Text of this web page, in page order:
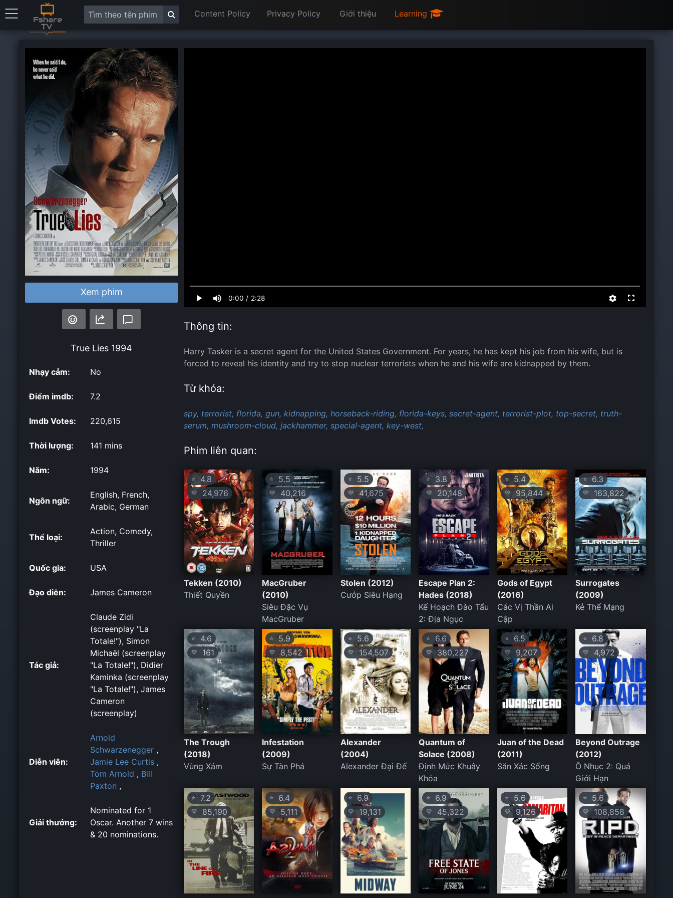
Content Policy Privacy Policy Giới thiệu Learning
Xem phim
True Lies 1994
Nhạy cảm: No
Điểm imdb: 7.2
Imdb Votes: 220,615
Thời lượng: 141 mins
Năm: 1994
Ngôn ngữ:
English, French,
Arabic, German
Thể loại:
Action, Comedy,
Thriller
Quốc gia: USA
Đạo diễn: James Cameron
Tác giả:
Claude Zidi
(screenplay "La
Totale!"), Simon
Michaël (screenplay
"La Totale!"), Didier
Kaminka (screenplay
"La Totale!"), James
Cameron
(screenplay)
Diễn viên:
Arnold
Schwarzenegger ,
Jamie Lee Curtis ,
Tom Arnold , Bill
Paxton ,
Giải thưởng:
Nominated for 1
Oscar. Another 7 wins
& 20 nominations.
0:00 / 2:28
0.00%
Thông tin:
Harry Tasker is a secret agent for the United States Government. For years, he has kept his job from his wife, but is
forced to reveal his identity and try to stop nuclear terrorists when he and his wife are kidnapped by them.
Từ khóa:
spy, terrorist, florida, gun, kidnapping, horseback-riding, florida-keys, secret-agent, terrorist-plot, top-secret, truth-
serum, mushroom-cloud, jackhammer, special-agent, key-west,
Phim liên quan:
⭐ 4.8
💛 24,976
Tekken (2010)
Thiết Quyền
⭐ 5.5
💛 40,216
MacGruber
(2010)
Siêu Đặc Vụ
MacGruber
⭐5.5
💛 41,675
Stolen (2012)
Cướp Siêu Hạng
⭐ 3.8
💛 20,148
Escape Plan 2:
Hades (2018)
Kế Hoạch Đào Tẩu
2: Địa Ngục
⭐5.4
💛 95,844
Gods of Egypt
(2016)
Các Vị Thần Ai
Cập
⭐6.3
💛 163,822
Surrogates
(2009)
Kẻ Thế Mạng
⭐ 4.6
💛 161
The Trough
(2018)
Vùng Xám
⭐ 5.9
💛 8,542
Infestation
(2009)
Sự Tàn Phá
⭐5.6
💛 154,507
Alexander
(2004)
Alexander Đại Đế
⭐ 6.6
💛 380,227
Quantum of
Solace (2008)
Định Mức Khuây
Khỏa
⭐6.5
💛 9,207
Juan of the Dead
(2011)
Săn Xác Sống
⭐ 6.8
💛 4,972
Beyond Outrage
(2012)
Ô Nhục 2: Quá
Giới Hạn
⭐ 7.2
💛 85,190
⭐ 6.4
💛 5,111
⭐6.9
💛 19,131
⭐ 6.9
💛 45,322
⭐5.6
💛9,126
⭐ 5.6
💛 108,858